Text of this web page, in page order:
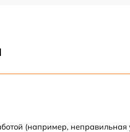
(например, неправильная